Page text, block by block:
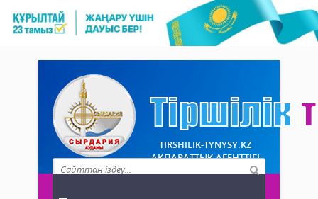
TIRSHILIK-TYNYSY.KZ
АҚПАРАТТЫҚ АГЕНТТІГІ